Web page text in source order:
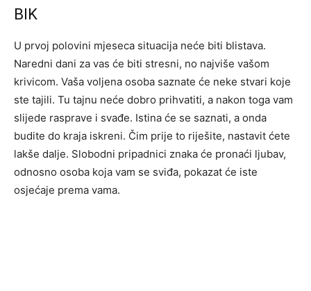
BIK
U prvoj polovini mjeseca situacija neće biti blistava.
Naredni dani za vas će biti stresni, no najviše vašom
krivicom. Vaša voljena osoba saznate će neke stvari koje
ste tajili. Tu tajnu neće dobro prihvatiti, a nakon toga vam
slijede rasprave i svađe. Istina će se saznati, a onda
budite do kraja iskreni. Čim prije to riješite, nastavit ćete
lakše dalje. Slobodni pripadnici znaka će pronaći ljubav,
odnosno osoba koja vam se sviđa, pokazat će iste
osjećaje prema vama.